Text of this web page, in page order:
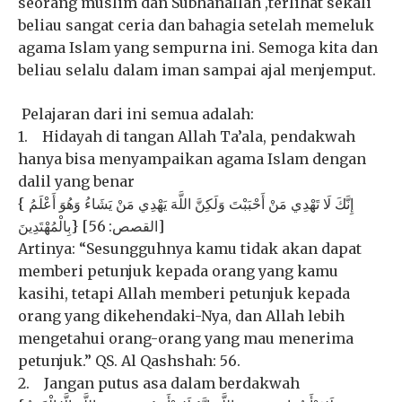
beliau sangat ceria dan bahagia setelah memeluk
agama Islam yang sempurna ini. Semoga kita dan
beliau selalu dalam iman sampai ajal menjemput.
Pelajaran dari ini semua adalah:
1. Hidayah di tangan Allah Ta’ala, pendakwah
hanya bisa menyampaikan agama Islam dengan
dalil yang benar
{ إِنَّكَ لَا تَهْدِي مَنْ أَحْبَبْتَ وَلَكِنَّ اللَّهَ يَهْدِي مَنْ يَشَاءُ وَهُوَ أَعْلَمُ
بِالْمُهْتَدِينَ} [القصص: 56]
Artinya: “Sesungguhnya kamu tidak akan dapat
memberi petunjuk kepada orang yang kamu
kasihi, tetapi Allah memberi petunjuk kepada
orang yang dikehendaki-Nya, dan Allah lebih
mengetahui orang-orang yang mau menerima
petunjuk.” QS. Al Qashshah: 56.
2. Jangan putus asa dalam berdakwah